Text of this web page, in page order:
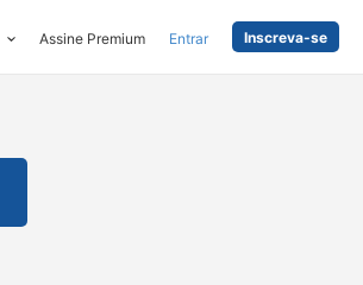
Assine Premium Entrar Inscreva-se